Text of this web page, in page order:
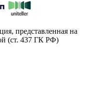
представленная на
(ст. 437 ГК РФ)